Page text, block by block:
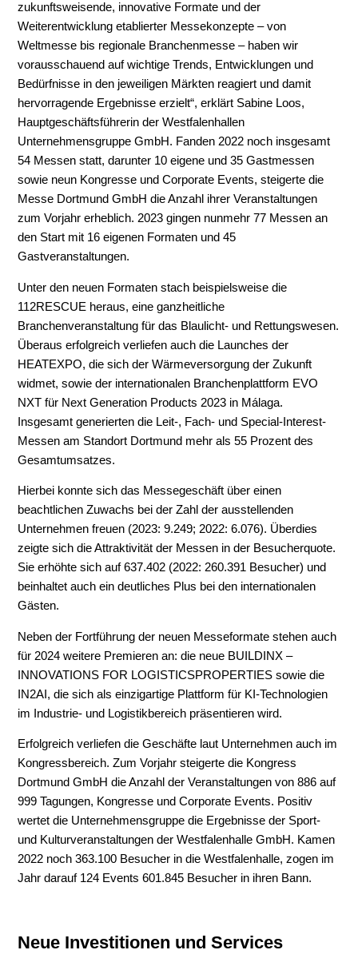
zukunftsweisende, innovative Formate und der
Weiterentwicklung etablierter Messekonzepte – von
Weltmesse bis regionale Branchenmesse – haben wir
vorausschauend auf wichtige Trends, Entwicklungen und
Bedürfnisse in den jeweiligen Märkten reagiert und damit
hervorragende Ergebnisse erzielt“, erklärt Sabine Loos,
Hauptgeschäftsführerin der Westfalenhallen
Unternehmensgruppe GmbH. Fanden 2022 noch insgesamt
54 Messen statt, darunter 10 eigene und 35 Gastmessen
sowie neun Kongresse und Corporate Events, steigerte die
Messe Dortmund GmbH die Anzahl ihrer Veranstaltungen
zum Vorjahr erheblich. 2023 gingen nunmehr 77 Messen an
den Start mit 16 eigenen Formaten und 45
Gastveranstaltungen.
Unter den neuen Formaten stach beispielsweise die
112RESCUE heraus, eine ganzheitliche
Branchenveranstaltung für das Blaulicht- und Rettungswesen.
Überaus erfolgreich verliefen auch die Launches der
HEATEXPO, die sich der Wärmeversorgung der Zukunft
widmet, sowie der internationalen Branchenplattform EVO
NXT für Next Generation Products 2023 in Málaga.
Insgesamt generierten die Leit-, Fach- und Special-Interest-
Messen am Standort Dortmund mehr als 55 Prozent des
Gesamtumsatzes.
Hierbei konnte sich das Messegeschäft über einen
beachtlichen Zuwachs bei der Zahl der ausstellenden
Unternehmen freuen (2023: 9.249; 2022: 6.076). Überdies
zeigte sich die Attraktivität der Messen in der Besucherquote.
Sie erhöhte sich auf 637.402 (2022: 260.391 Besucher) und
beinhaltet auch ein deutliches Plus bei den internationalen
Gästen.
Neben der Fortführung der neuen Messeformate stehen auch
für 2024 weitere Premieren an: die neue BUILDINX –
INNOVATIONS FOR LOGISTICSPROPERTIES sowie die
IN2AI, die sich als einzigartige Plattform für KI-Technologien
im Industrie- und Logistikbereich präsentieren wird.
Erfolgreich verliefen die Geschäfte laut Unternehmen auch im
Kongressbereich. Zum Vorjahr steigerte die Kongress
Dortmund GmbH die Anzahl der Veranstaltungen von 886 auf
999 Tagungen, Kongresse und Corporate Events. Positiv
wertet die Unternehmensgruppe die Ergebnisse der Sport-
und Kulturveranstaltungen der Westfalenhalle GmbH. Kamen
2022 noch 363.100 Besucher in die Westfalenhalle, zogen im
Jahr darauf 124 Events 601.845 Besucher in ihren Bann.
Neue Investitionen und Services